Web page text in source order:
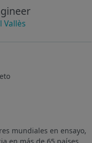
Vallès
mundiales en ensayo,
en más de 65 países